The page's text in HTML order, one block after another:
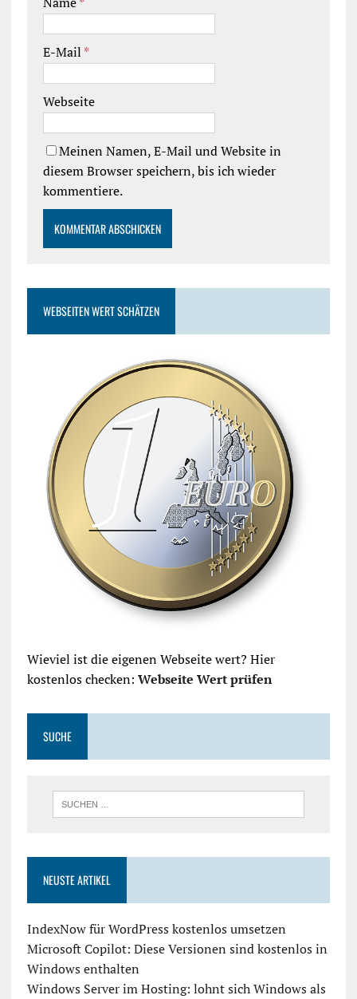
E-Mail *
Webseite
Meinen Namen, E-Mail und Website in
diesem Browser speichern, bis ich wieder
kommentiere.
WEBSEITEN WERT SCHÄTZEN
Wieviel ist die eigenen Webseite wert? Hier
kostenlos checken: Webseite Wert prüfen
SUCHE
NEUSTE ARTIKEL
IndexNow für WordPress kostenlos umsetzen
Microsoft Copilot: Diese Versionen sind kostenlos in
Windows enthalten
Windows Server im Hosting: lohnt sich Windows als